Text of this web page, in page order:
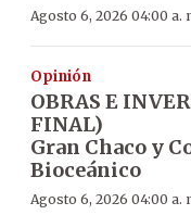
Agosto 6, 2026 04:00 a.
Opinión
OBRAS E
FINAL)
Gran Chaco y
Bioceánico
Agosto 6, 2026 04:00 a.